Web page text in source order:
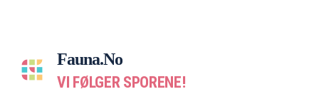
Fauna.no
VI FØLGER SPORENE!